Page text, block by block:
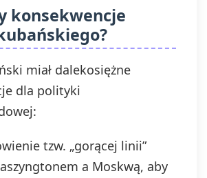
konsekwencje
miał dalekosiężne
dla polityki
tzw. „gorącej linii”
a Moskwą, aby